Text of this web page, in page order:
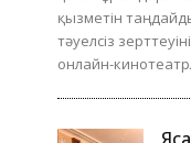
қызметін
тәуелсіз
онлайн-